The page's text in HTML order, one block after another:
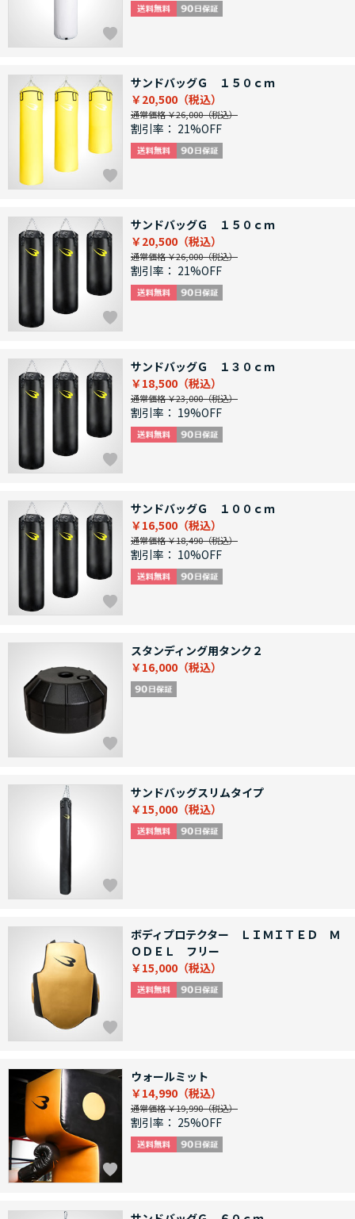
サンドバッグＧ １５０ｃｍ
￥20,500
通常価格 ￥26,000
割引率： 21%OFF
サンドバッグＧ １５０ｃｍ
￥20,500
通常価格 ￥26,000
割引率： 21%OFF
サンドバッグＧ １３０ｃｍ
￥18,500
通常価格 ￥23,000
割引率： 19%OFF
サンドバッグＧ １００ｃｍ
￥16,500
通常価格 ￥18,490
割引率： 10%OFF
スタンディング用タンク２
￥16,000
サンドバッグスリムタイプ
￥15,000
ボディプロテクター ＬＩＭＩＴＥＤ Ｍ
ＯＤＥＬ フリー
￥15,000
ウォールミット
￥14,990
通常価格 ￥19,990
割引率： 25%OFF